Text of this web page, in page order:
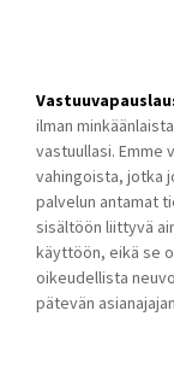
ilman
vastuullasi. Emme
vahingoista, jotka
palvelun antamat
sisältöön liittyvä
käyttöön, eikä se
oikeudellista
pätevän